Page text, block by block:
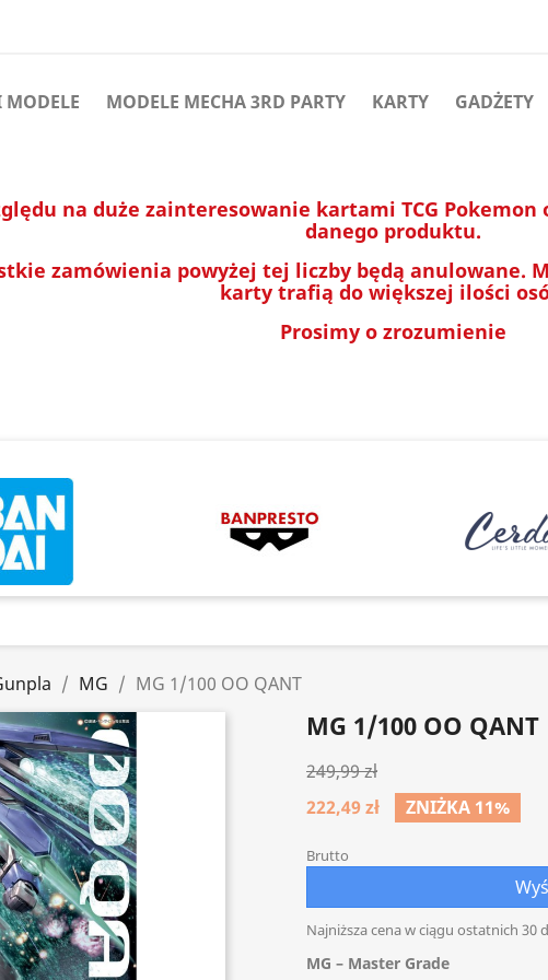
MODELE MECHA 3RD PARTY KARTY GADŻETY
na duże zainteresowanie kartami TCG Pokemon
danego produktu.
zamówienia powyżej tej liczby będą anulowane.
karty trafią do większej ilości
Prosimy o zrozumienie
MG MG 1/100 OO QANT
MG 1/100 OO QANT
249,99 zł
222,49 zł
ZNIŻKA 11%
Brutto
Najniższa cena w ciągu ostatnich 30
MG – Master Grade